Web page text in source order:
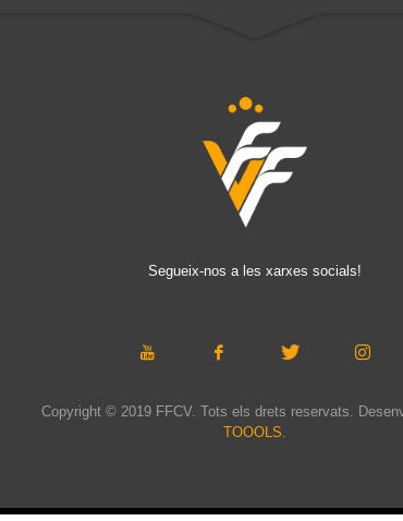
Segueix-nos a les xarxes socials!
Copyright © 2019 FFCV. Tots els drets reservats.
TOOOLS.